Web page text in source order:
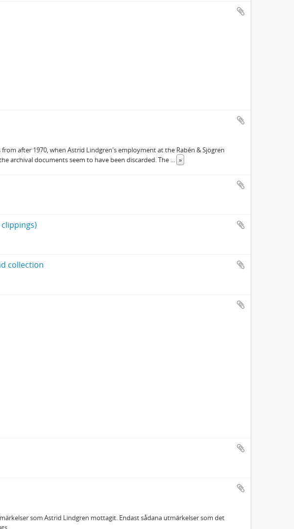
after 1970, when Astrid Lindgren's employment at the Rabén & Sjögren
archival documents seem to have been discarded. The
»
collection
som Astrid Lindgren mottagit. Endast sådana utmärkelser som det